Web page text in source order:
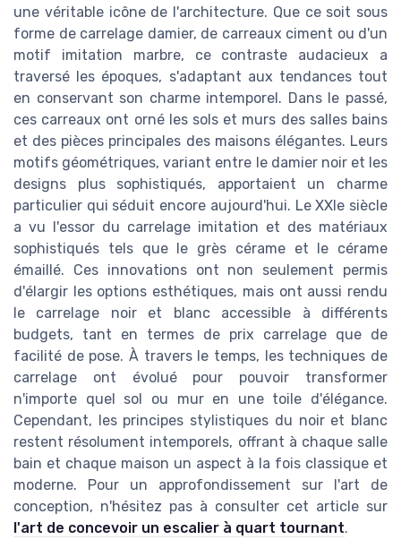
une véritable icône de l'architecture. Que ce soit sous
forme de carrelage damier, de carreaux ciment ou d'un
motif imitation marbre, ce contraste audacieux a
traversé les époques, s'adaptant aux tendances tout
en conservant son charme intemporel. Dans le passé,
ces carreaux ont orné les sols et murs des salles bains
et des pièces principales des maisons élégantes. Leurs
motifs géométriques, variant entre le damier noir et les
designs plus sophistiqués, apportaient un charme
particulier qui séduit encore aujourd'hui. Le XXIe siècle
a vu l'essor du carrelage imitation et des matériaux
sophistiqués tels que le grès cérame et le cérame
émaillé. Ces innovations ont non seulement permis
d'élargir les options esthétiques, mais ont aussi rendu
le carrelage noir et blanc accessible à différents
budgets, tant en termes de prix carrelage que de
facilité de pose. À travers le temps, les techniques de
carrelage ont évolué pour pouvoir transformer
n'importe quel sol ou mur en une toile d'élégance.
Cependant, les principes stylistiques du noir et blanc
restent résolument intemporels, offrant à chaque salle
bain et chaque maison un aspect à la fois classique et
moderne. Pour un approfondissement sur l'art de
conception, n'hésitez pas à consulter cet article sur
l'art de concevoir un escalier à quart tournant.